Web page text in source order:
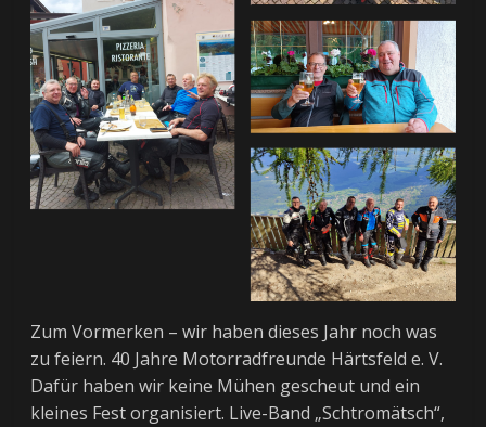
Zum Vormerken – wir haben dieses Jahr noch was
zu feiern. 40 Jahre Motorradfreunde Härtsfeld e. V.
Dafür haben wir keine Mühen gescheut und ein
kleines Fest organisiert. Live-Band „Schtromätsch“,